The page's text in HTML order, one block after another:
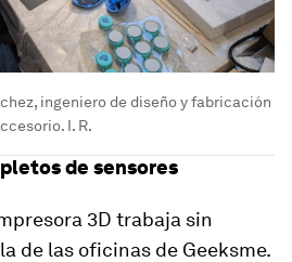
ingeniero de diseño y fabricación
I. R.
de sensores
3D trabaja sin
de las oficinas de Geeksme.